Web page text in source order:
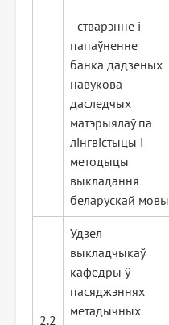
- стварэнне і
папаўненне
банка дадзеных
навукова-
даследчых
матэрыялаў па
лінгвістыцы і
методыцы
выкладання
беларускай мовы
2.2
Удзел
выкладчыкаў
кафедры ў
пасяджэннях
метадычных